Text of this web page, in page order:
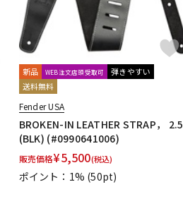
新品 WEB注文店頭受取可
弾きやすい
送料無料
Fender USA
BROKEN-IN LEATHER STRAP， 2.5
(BLK) (#0990641006)
販売価格¥5,500(税込)
ポイント：1% (50pt)